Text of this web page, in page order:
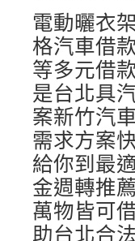
電動曬衣
格汽車借
等多元借
是台北具
案新竹汽
需求方案
給你到最
金週轉推
萬物皆可
助台北合